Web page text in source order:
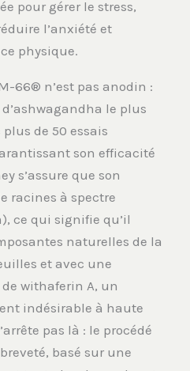
pour gérer le stress,
l’anxiété et
physique.
66® n’est pas anodin :
le plus
de 50 essais
son efficacité
s’assure que son
racines à spectre
ce qui signifie qu’il
naturelles de la
et avec une
withaferin A, un
indésirable à haute
pas là : le procédé
basé sur une